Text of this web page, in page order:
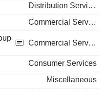
Distribution Services
Commercial Services
Commercial Services
Consumer Services
Miscellaneous